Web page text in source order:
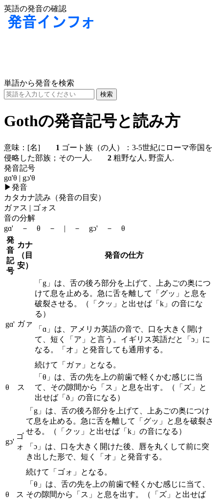
英語の発音の確認
単語から発音を検索
Gothの発音記号と読み方
意味： [名] 1 ゴート族（の人）：3-5世紀にローマ帝国を
侵略した部族；その一人. 2 粗野な人, 野蛮人.
発音記号
gɑ'θ | gɔ'θ
▶発音
カタカナ読み（発音の目安）
ガァス | ゴォス
音の分解
gɑ' － θ － | － gɔ' － θ
発
音
記
号
カナ
（目
安）
発音の仕方
gɑ' ガァ
「g」は、舌の後ろ部分を上げて、上あごの奥につ
けて息を止める。急に舌を離して「グッ」と息を
破裂させる。（「クッ」と出せば「k」の音にな
る）
「ɑ」は、アメリカ英語の音で、口を大きく開け
て、短く「ア」と言う。イギリス英語だと「ɔ」に
なる。「オ」と発音しても通用する。
続けて「ガァ」となる。
θ ス
「θ」は、舌の先を上の前歯で軽くかむ感じに当
て、その隙間から「ス」と息を出す。（「ズ」と
出せば「ð」の音になる）
gɔ'
ゴ
ォ
「g」は、舌の後ろ部分を上げて、上あごの奥につけ
て息を止める。急に舌を離して「グッ」と息を破裂さ
せる。（「クッ」と出せば「k」の音になる）
「ɔ」は、口を大きく開けた後、唇を丸くして前に突
き出した形で、短く「オ」と発音する。
続けて「ゴォ」となる。
θ ス
「θ」は、舌の先を上の前歯で軽くかむ感じに当て、
その隙間から「ス」と息を出す。（「ズ」と出せば